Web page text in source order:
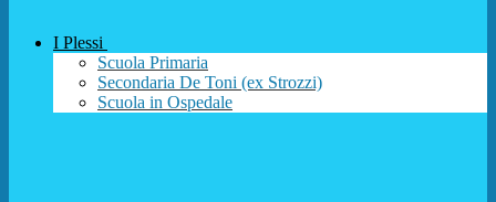
I Plessi
Scuola Primaria
Secondaria De Toni (ex Strozzi)
Scuola in Ospedale